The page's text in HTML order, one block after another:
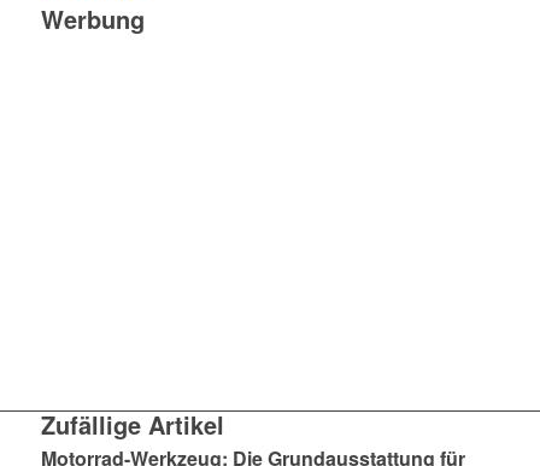
Werbung
Zufällige Artikel
Motorrad-Werkzeug: Die Grundausstattung für